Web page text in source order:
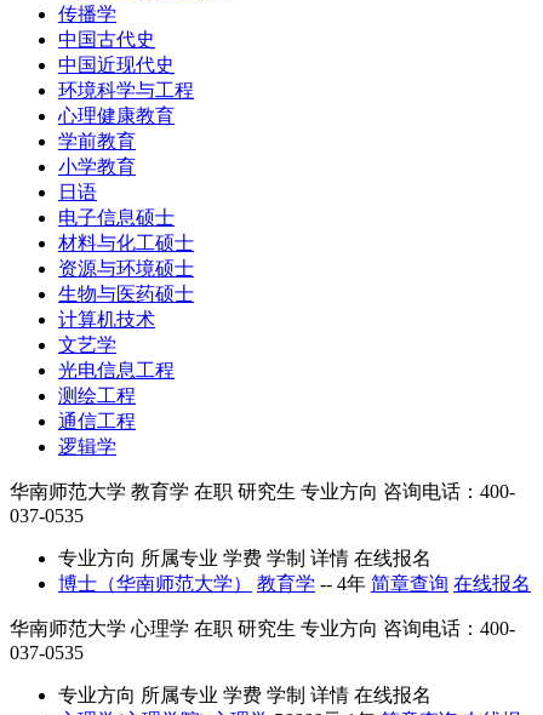
传播学
中国古代史
中国近现代史
环境科学与工程
心理健康教育
学前教育
小学教育
日语
电子信息硕士
材料与化工硕士
资源与环境硕士
生物与医药硕士
计算机技术
文艺学
光电信息工程
测绘工程
通信工程
逻辑学
华南师范大学 教育学 在职 研究生 专业方向 咨询电话：400-
037-0535
专业方向 所属专业 学费 学制 详情 在线报名
博士（华南师范大学）
教育学 -- 4年 简章查询 在线报名
华南师范大学 心理学 在职 研究生 专业方向 咨询电话：400-
037-0535
专业方向 所属专业 学费 学制 详情 在线报名